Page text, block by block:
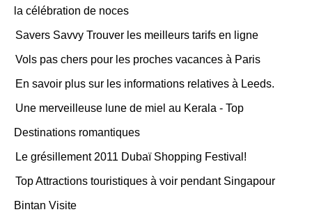
la célébration de noces
Savers Savvy Trouver les meilleurs tarifs en ligne
Vols pas chers pour les proches vacances à Paris
En savoir plus sur les informations relatives à Leeds.
Une merveilleuse lune de miel au Kerala - Top
Destinations romantiques
Le grésillement 2011 Dubaï Shopping Festival!
Top Attractions touristiques à voir pendant Singapour
Bintan Visite